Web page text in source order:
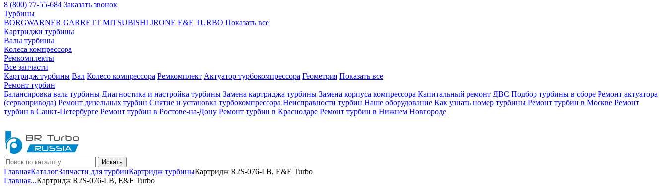
8 (800) 77-55-684 Заказать звонок
Турбины
BORGWARNER GARRETT MITSUBISHI JRONE E&E TURBO Показать все
Картриджи турбины
Валы турбины
Колеса компрессора
Ремкомплекты
Все запчасти
Картридж турбины Вал Колесо компрессора Ремкомплект Актуатор турбокомпрессора Геометрия Показать все
Ремонт турбин
Балансировка вала турбины Диагностика и настройка турбины Замена картриджа турбины Замена корпуса компрессора Капитальный ремонт ДВС Подбор турбины в сборе Ремонт актуатора
(сервопривода) Ремонт дизельных турбин Снятие и установка турбокомпрессора Неисправности турбин Наше оборудование Как узнать номер турбины Ремонт турбин в Москве Ремонт
турбин в Санкт-Петербурге Ремонт турбин в Ростове-на-Дону Ремонт турбин в Краснодаре Ремонт турбин в Нижнем Новгороде
Искать
ГлавнаяКаталогЗапчасти для турбинКартридж турбиныКартридж R2S-076-LB, E&E Turbo
Главная...Картридж R2S-076-LB, E&E Turbo